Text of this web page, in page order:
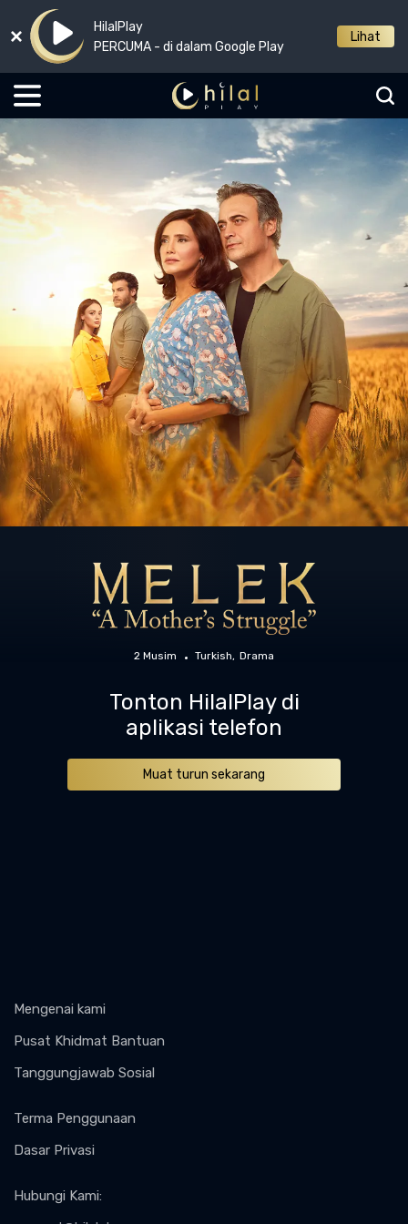
HilalPlay
PERCUMA - di dalam Google Play
Lihat
2 Musim Turkish Drama
Tonton HilalPlay di
aplikasi telefon
Muat turun sekarang
Mengenai kami
Pusat Khidmat Bantuan
Tanggungjawab Sosial
Terma Penggunaan
Dasar Privasi
Hubungi Kami: